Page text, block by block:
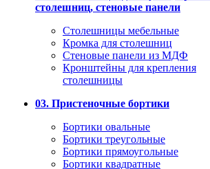
столешниц, стеновые панели
Столешницы мебельные
Кромка для столешниц
Стеновые панели из МДФ
Кронштейны для крепления
столешницы
03. Пристеночные бортики
Бортики овальные
Бортики треугольные
Бортики прямоугольные
Бортики квадратные